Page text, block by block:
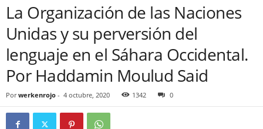
La Organización de las Naciones
Unidas y su perversión del
lenguaje en el Sáhara Occidental.
Por Haddamin Moulud Said
Por werkenrojo - 4 octubre, 2020 1342 0